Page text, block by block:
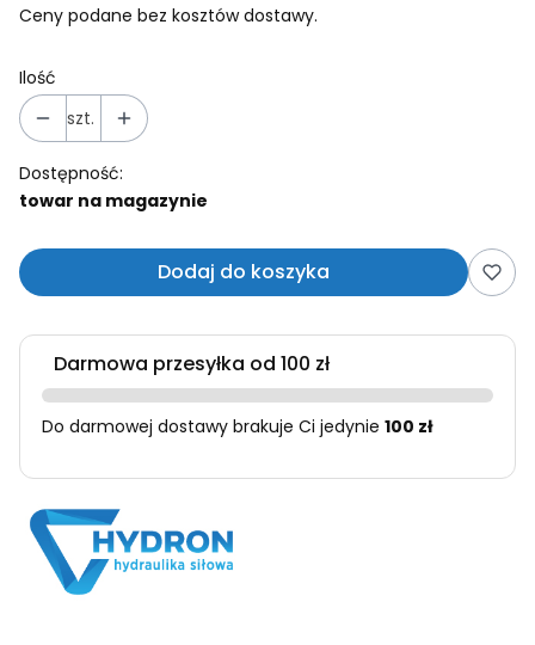
Ceny podane bez kosztów dostawy.
Ilość
szt.
Dostępność:
towar na magazynie
Dodaj do koszyka
Darmowa przesyłka od 100 zł
Do darmowej dostawy brakuje Ci jedynie 100 zł